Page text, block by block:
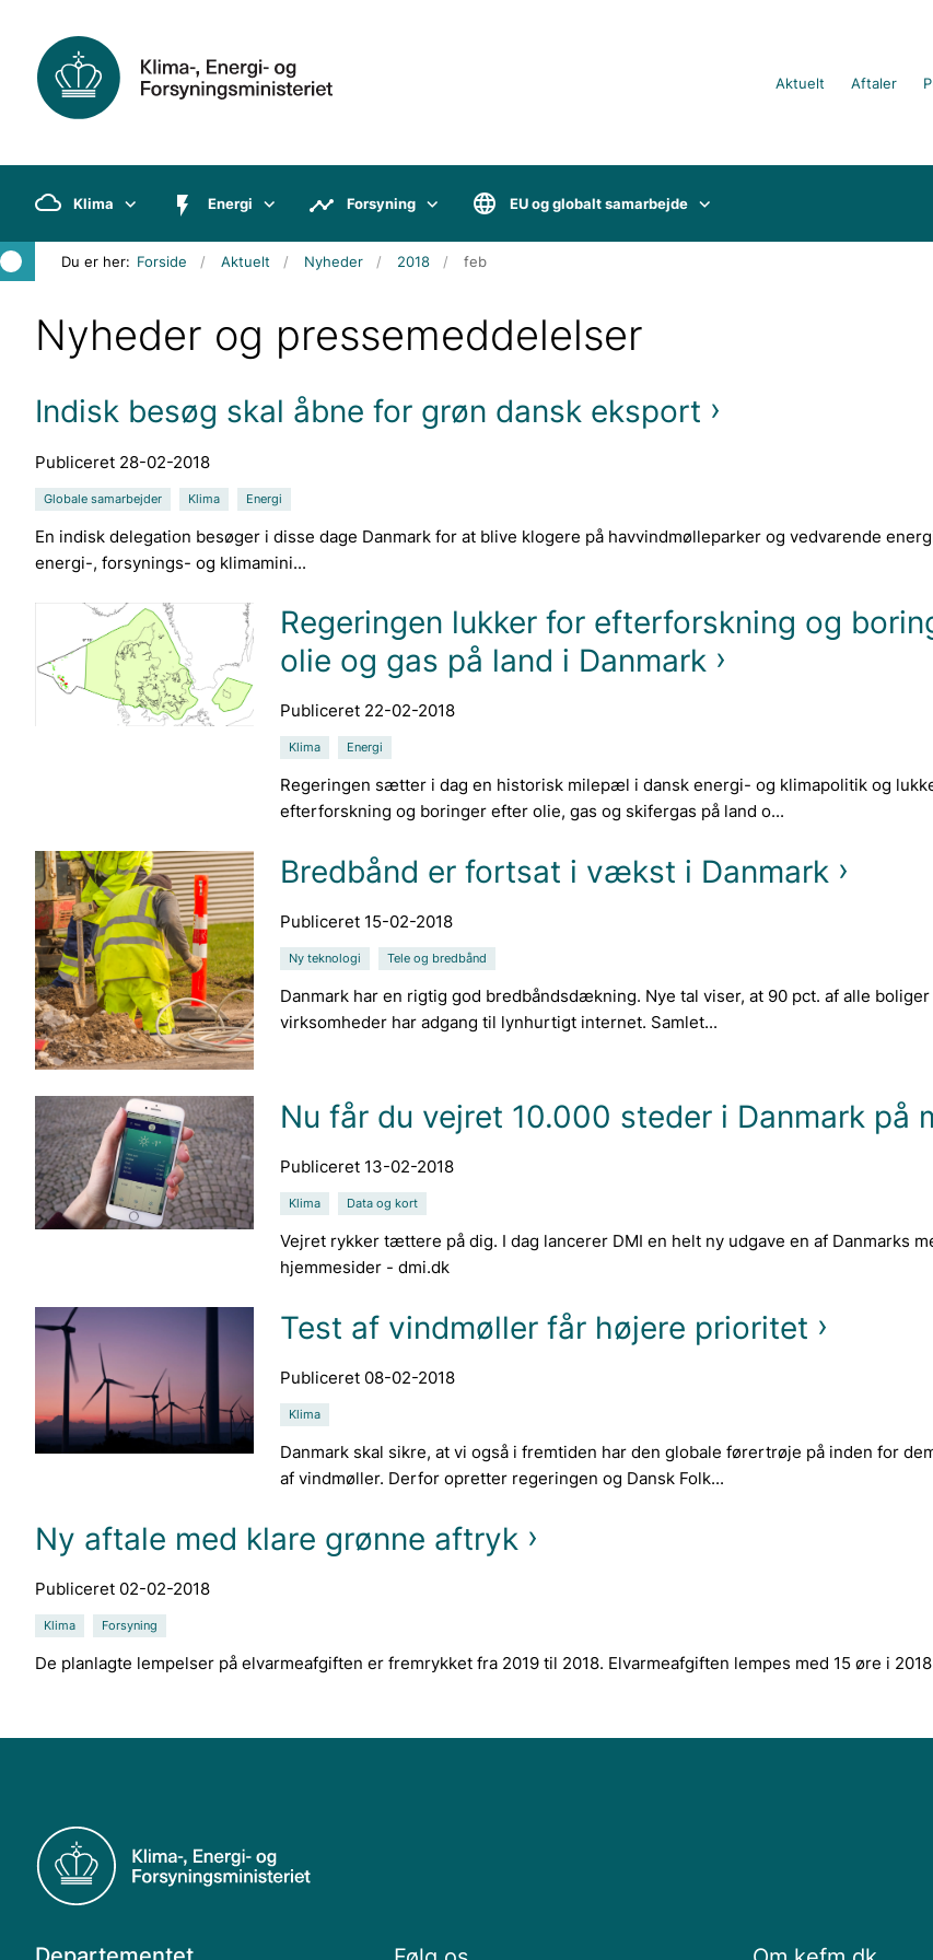
Aktuelt Aftaler
Klima Energi Forsyning EU og globalt samarbejde
Du er her: Forside Aktuelt Nyheder 2018 feb
Nyheder og pressemeddelelser
Indisk besøg skal åbne for grøn dansk eksport
Publiceret 28-02-2018
Globale samarbejder Klima Energi
En indisk delegation besøger i disse dage Danmark for at blive klogere på havvindmølleparker og vedvarende
energi-, forsynings- og klimamini...
Regeringen lukker for efterforskning og
olie og gas på land i Danmark
Publiceret 22-02-2018
Klima Energi
Regeringen sætter i dag en historisk milepæl i dansk energi- og klimapolitik og
efterforskning og boringer efter olie, gas og skifergas på land o...
Bredbånd er fortsat i vækst i Danmark
Publiceret 15-02-2018
Ny teknologi Tele og bredbånd
Danmark har en rigtig god bredbåndsdækning. Nye tal viser, at 90 pct. af alle
virksomheder har adgang til lynhurtigt internet. Samlet...
Nu får du vejret 10.000 steder i Danmark på
Publiceret 13-02-2018
Klima Data og kort
Vejret rykker tættere på dig. I dag lancerer DMI en helt ny udgave en af Danmarks
hjemmesider - dmi.dk
Test af vindmøller får højere prioritet
Publiceret 08-02-2018
Klima
Danmark skal sikre, at vi også i fremtiden har den globale førertrøje på inden for
af vindmøller. Derfor opretter regeringen og Dansk Folk...
Ny aftale med klare grønne aftryk
Publiceret 02-02-2018
Klima Forsyning
De planlagte lempelser på elvarmeafgiften er fremrykket fra 2019 til 2018. Elvarmeafgiften lempes med 15 øre i